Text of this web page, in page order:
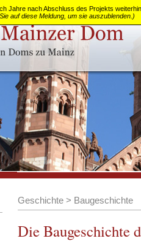
Geschichte > Baugeschichte
Die Baugeschichte
Jahre nach Abschluss des Projekts
auf diese Meldung, um sie auszublenden.)